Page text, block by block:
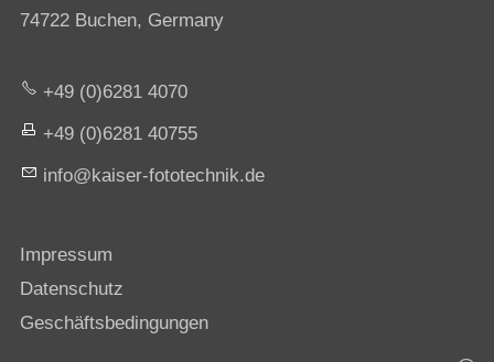
74722 Buchen, Germany
+49 (0)6281 4070
+49 (0)6281 40755
nf
k s r-f t t chn k d
Impressum
Datenschutz
Geschäftsbedingungen